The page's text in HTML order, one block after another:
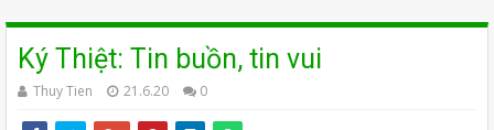
Ký Thiệt: Tin buồn, tin vui
Thuy Tien 21.6.20 0